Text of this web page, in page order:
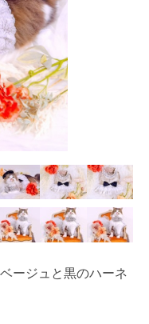
ージュと黒のハーネ